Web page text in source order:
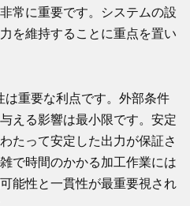
常に重要です。システムの設
を維持することに重点を置い
は重要な利点です。外部条件
える影響は最小限です。安定
たって安定した出力が保証さ
で時間のかかる加工作業には
能性と一貫性が最重要視され